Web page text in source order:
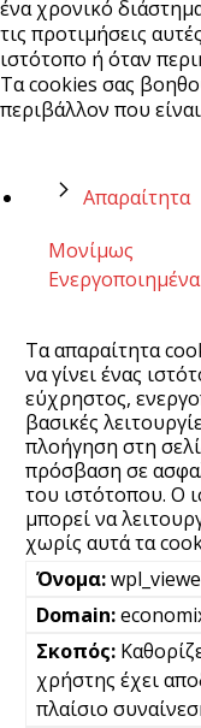
ένα χρονικό
τις προτιμήσεις
ιστότοπο ή όταν
Τα cookies σας
περιβάλλον που
Απαραίτητα
Μονίμως
Ενεργοποιημένα
Τα απαραίτητα
να γίνει ένας
εύχρηστος,
βασικές
πλοήγηση στη
πρόσβαση σε
του ιστότοπου. Ο
μπορεί να
χωρίς αυτά τα
χρήστης έχει
πλαίσιο